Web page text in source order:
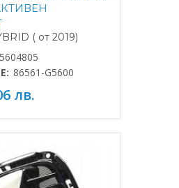
( от 2019)
86561-G5600
лв.